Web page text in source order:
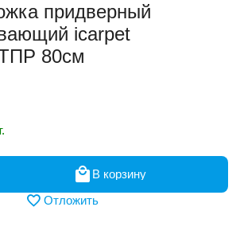
придверный
icarpet
80см
В корзину
Отложить